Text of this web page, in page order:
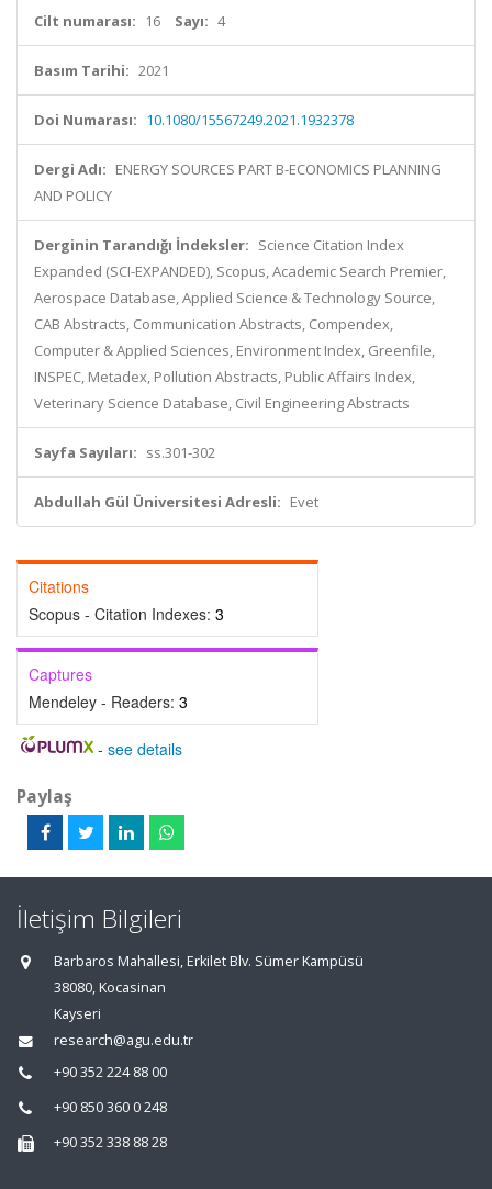
Cilt numarası: 16 Sayı: 4
Basım Tarihi: 2021
Doi Numarası: 10.1080/15567249.2021.1932378
Dergi Adı: ENERGY SOURCES PART B-ECONOMICS PLANNING
AND POLICY
Derginin Tarandığı İndeksler: Science Citation Index
Expanded (SCI-EXPANDED), Scopus, Academic Search Premier,
Aerospace Database, Applied Science & Technology Source,
CAB Abstracts, Communication Abstracts, Compendex,
Computer & Applied Sciences, Environment Index, Greenfile,
INSPEC, Metadex, Pollution Abstracts, Public Affairs Index,
Veterinary Science Database, Civil Engineering Abstracts
Sayfa Sayıları: ss.301-302
Abdullah Gül Üniversitesi Adresli: Evet
Citations
Scopus - Citation Indexes: 3
Captures
Mendeley - Readers: 3
- see details
Paylaş
İletişim Bilgileri
Barbaros Mahallesi, Erkilet Blv. Sümer Kampüsü
38080, Kocasinan
Kayseri
research@agu.edu.tr
+90 352 224 88 00
+90 850 360 0 248
+90 352 338 88 28